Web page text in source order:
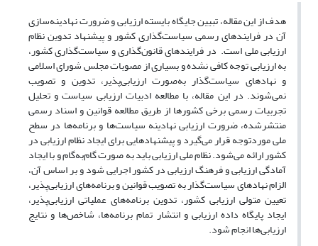
هدف از این مقاله، تبیین جایگاه بایسته ارزیابی و ضرورت نهادینه‌سازی
آن در فرایندهای رسمی سیاست‌گذاری کشور و پیشنهاد تدوین نظام
ارزیابی ملی است. در فرایندهای قانون‌گذاری و سیاست‌گذاری کشور،
به ارزیابی توجه کافی نشده و بسیاری از مصوبات مجلس شورای اسلامی
و نهادهای سیاست‌گذار به‌صورت ارزیابی‌پذیر، تدوین و تصویب
نمی‌شوند. در این مقاله، با مطالعه ادبیات ارزیابی سیاست و تحلیل
تجربیات رسمی برخی کشورها از طریق مطالعه قوانین و اسناد رسمی
منتشرشده، ضرورت ارزیابی نهادینه سیاست‌ها و برنامه‌ها در سطح
ملی موردتوجه قرار می‌گیرد و پیشنهادهایی برای ایجاد نظام ارزیابی در
کشور ارائه می‌شود. نظام ملی ارزیابی باید به صورت گام‌به‌گام و با ایجاد
آمادگی ارزیابی و فرهنگ ارزیابی در کشور اجرایی ‌شود و بر اساس آن،
الزام نهادهای سیاست‌گذار به تصویب قوانین و برنامه‌های ارزیابی‌پذیر،
تعیین متولی ارزیابی کشور، تدوین برنامه‌های عملیاتی ارزیابی‌پذیر،
ایجاد پایگاه داده ارزیابی و انتشار تمام برنامه‌ها، شاخص‌ها و نتایج
ارزیابی‌ها انجام ‌شود.